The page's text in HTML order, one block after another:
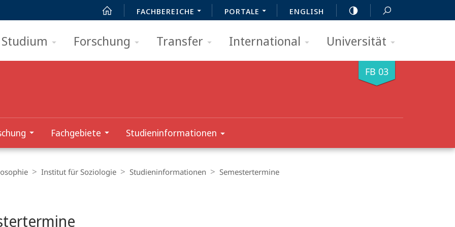
FACHBEREICHE PORTALE ENGLISH
Studium Forschung Transfer International Universität
FB 03
Fachgebiete Studieninformationen
Institut für Soziologie Studieninformationen Semestertermine